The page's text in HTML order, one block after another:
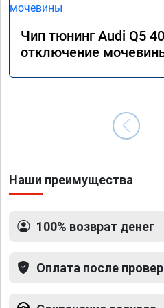
Чип тюнинг Audi Q5
отключение
Наши преимущества
100% возврат денег
Оплата после